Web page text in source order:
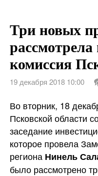
Три новых
комиссия
19 декабря 2018 10:00
Во вторник, 18
Псковской области
заседание
которое провела
региона Нинель
было рассмотрено